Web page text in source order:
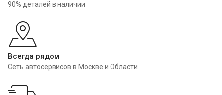
90% деталей в наличии
Всегда рядом
Сеть автосервисов в Москве и Области